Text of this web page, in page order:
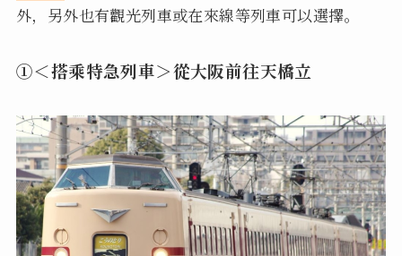
外，另外也有觀光列車或在來線等列車可以選擇。
①＜搭乘特急列車＞從大阪前往天橋立